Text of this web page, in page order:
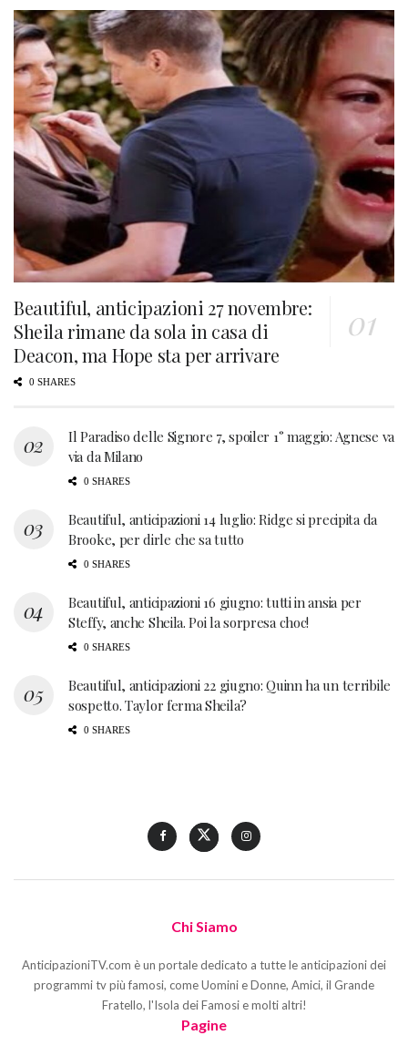
Beautiful, anticipazioni 27 novembre:
Sheila rimane da sola in casa di
Deacon, ma Hope sta per arrivare
0 SHARES
Il Paradiso delle Signore 7, spoiler 1° maggio: Agnese va
via da Milano
0 SHARES
Beautiful, anticipazioni 14 luglio: Ridge si precipita da
Brooke, per dirle che sa tutto
0 SHARES
Beautiful, anticipazioni 16 giugno: tutti in ansia per
Steffy, anche Sheila. Poi la sorpresa choc!
0 SHARES
Beautiful, anticipazioni 22 giugno: Quinn ha un terribile
sospetto. Taylor ferma Sheila?
0 SHARES
Chi Siamo
AnticipazioniTV.com è un portale dedicato a tutte le anticipazioni dei
programmi tv più famosi, come Uomini e Donne, Amici, il Grande
Fratello, l'Isola dei Famosi e molti altri!
Pagine